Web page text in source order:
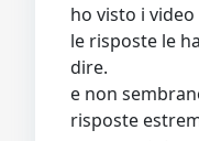
ho visto i
le risposte le
dire.
e non
risposte